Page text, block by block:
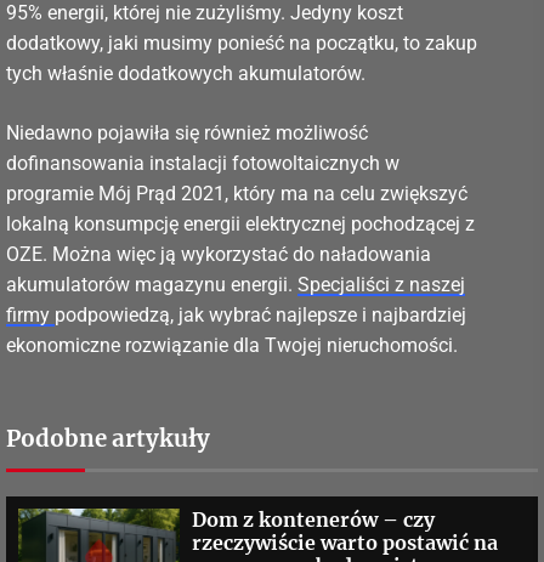
95% energii, której nie zużyliśmy. Jedyny koszt
dodatkowy, jaki musimy ponieść na początku, to zakup
tych właśnie dodatkowych akumulatorów.
Niedawno pojawiła się również możliwość
dofinansowania instalacji fotowoltaicznych w
programie Mój Prąd 2021, który ma na celu zwiększyć
lokalną konsumpcję energii elektrycznej pochodzącej z
OZE. Można więc ją wykorzystać do naładowania
akumulatorów magazynu energii. Specjaliści z naszej
firmy podpowiedzą, jak wybrać najlepsze i najbardziej
ekonomiczne rozwiązanie dla Twojej nieruchomości.
Podobne artykuły
Dom z kontenerów – czy
rzeczywiście warto postawić na